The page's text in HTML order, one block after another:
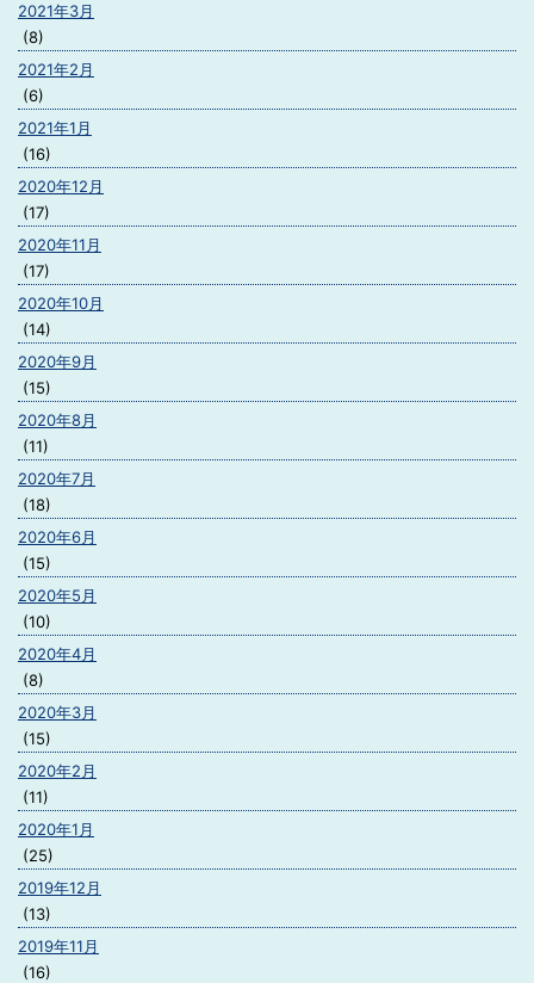
2021年3月
(8)
2021年2月
(6)
2021年1月
(16)
2020年12月
(17)
2020年11月
(17)
2020年10月
(14)
2020年9月
(15)
2020年8月
(11)
2020年7月
(18)
2020年6月
(15)
2020年5月
(10)
2020年4月
(8)
2020年3月
(15)
2020年2月
(11)
2020年1月
(25)
2019年12月
(13)
2019年11月
(16)